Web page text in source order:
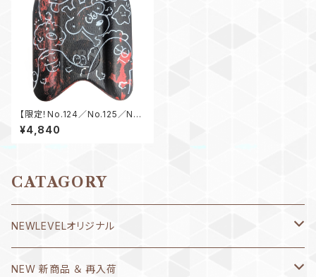
【限定！No.124／No.125／No.
126】カスタムペイント ギャラ
クシーブイ GALAXY BUOY
¥4,840
CATAGORY
NEWLEVELオリジナル
Ｔシャツ
NEW 新商品 ＆ 再入荷